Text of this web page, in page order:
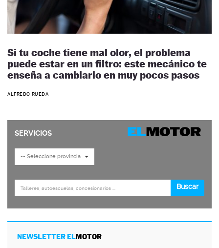
Si tu coche tiene mal olor, el problema
puede estar en un filtro: este mecánico te
enseña a cambiarlo en muy pocos pasos
ALFREDO RUEDA
NEWSLETTER ELMOTOR